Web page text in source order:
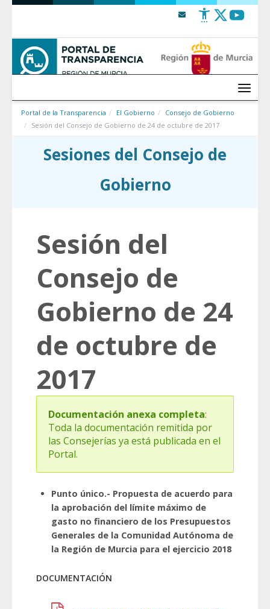
Saltar al contenido
Menú
Portal de la Transparencia El Gobierno
Consejo de Gobierno
Sesión del Consejo de Gobierno de 24 de octubre de 2017
Sesiones del Consejo de
Gobierno
Sesión del
Consejo de
Gobierno de 24
de octubre de
2017
Documentación anexa completa:
Toda la documentación remitida por
las Consejerías ya está publicada en el
Portal.
Punto único.- Propuesta de acuerdo para
la aprobación del límite máximo de
gasto no financiero de los Presupuestos
Generales de la Comunidad Autónoma de
la Región de Murcia para el ejercicio 2018
DOCUMENTACIÓN